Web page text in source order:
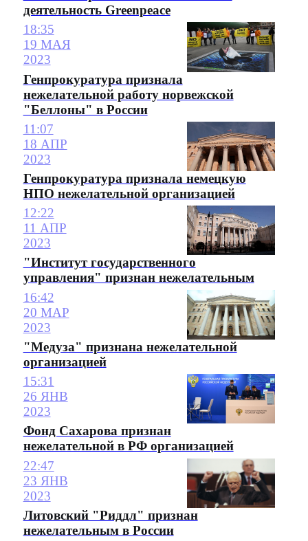
деятельность Greenpeace
18:35
19 МАЯ
2023
Генпрокуратура признала
нежелательной работу норвежской
"Беллоны" в России
11:07
18 АПР
2023
Генпрокуратура признала немецкую
НПО нежелательной организацией
12:22
11 АПР
2023
"Институт государственного
управления" признан нежелательным
16:42
20 МАР
2023
"Медуза" признана нежелательной
организацией
15:31
26 ЯНВ
2023
Фонд Сахарова признан
нежелательной в РФ организацией
22:47
23 ЯНВ
2023
Литовский "Риддл" признан
нежелательным в России